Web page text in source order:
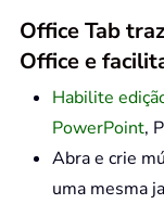
Office Tab
Office e
Habilite
PowerPoint,
Abra e crie
uma mesma